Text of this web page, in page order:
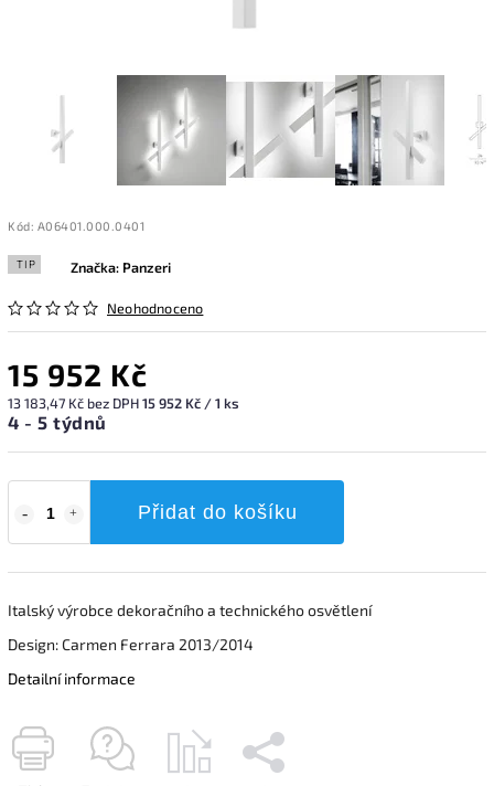
Kód: A06401.000.0401
TIP
Neohodnoceno
Značka: Panzeri
15 952 Kč
13 183,47 Kč bez DPH15 952 Kč / 1 ks
4 - 5 týdnů
Přidat do košíku
Italský výrobce dekoračního a technického osvětlení
Design: Carmen Ferrara 2013/2014
Detailní informace